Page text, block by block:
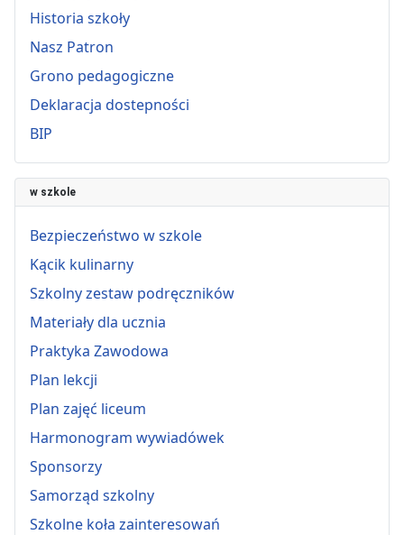
Historia szkoły
Nasz Patron
Grono pedagogiczne
Deklaracja dostepności
BIP
w szkole
Bezpieczeństwo w szkole
Kącik kulinarny
Szkolny zestaw podręczników
Materiały dla ucznia
Praktyka Zawodowa
Plan lekcji
Plan zajęć liceum
Harmonogram wywiadówek
Sponsorzy
Samorząd szkolny
Szkolne koła zainteresowań